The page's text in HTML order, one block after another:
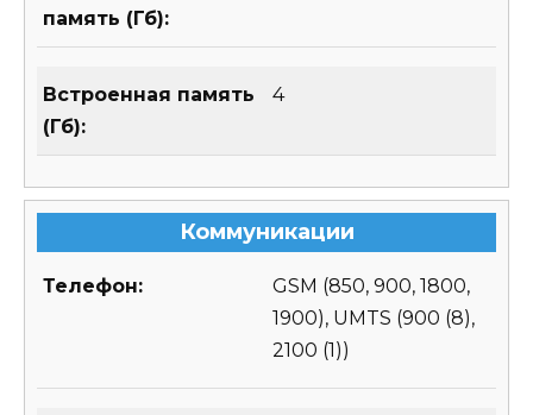
память (Гб):
Встроенная память
(Гб):
4
Коммуникации
Телефон:
GSM (850, 900, 1800,
1900), UMTS (900 (8),
2100 (1))